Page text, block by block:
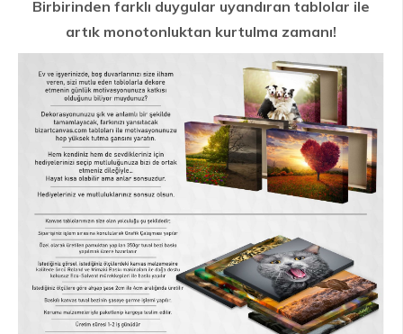
Birbirinden farklı duygular uyandıran tablolar ile
artık monotonluktan kurtulma zamanı!